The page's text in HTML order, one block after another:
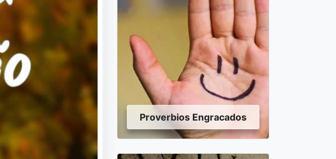
Proverbios Engracados